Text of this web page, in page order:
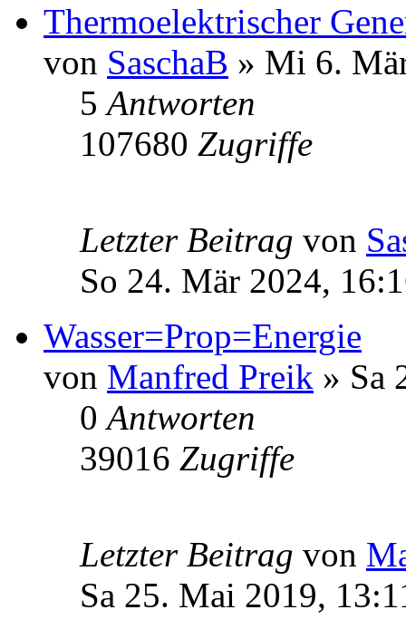
Thermoelektrischer
von SaschaB » Mi 6.
5Antworten
107680 Zugriffe
Letzter Beitrag von
So 24. Mär 2024,
Wasser=Prop=Energie
von Manfred Preik » Sa
0Antworten
39016 Zugriffe
Letzter Beitrag von
Sa 25. Mai 2019,